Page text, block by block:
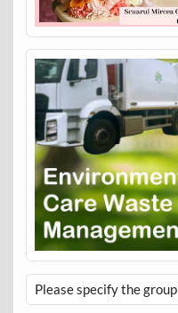
Please specify the group